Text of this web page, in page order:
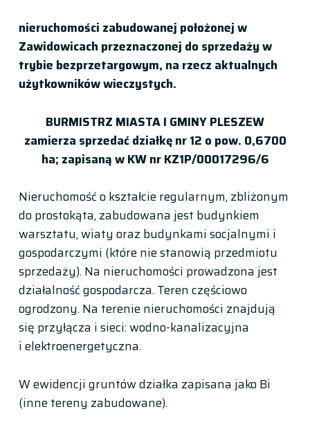
nieruchomości zabudowanej położonej w
Zawidowicach przeznaczonej do sprzedaży w
trybie bezprzetargowym, na rzecz aktualnych
użytkowników wieczystych.
BURMISTRZ MIASTA I GMINY PLESZEW
zamierza sprzedać działkę nr 12 o pow. 0,6700
ha; zapisaną w KW nr KZ1P/00017296/6
Nieruchomość o kształcie regularnym, zbliżonym
do prostokąta, zabudowana jest budynkiem
warsztatu, wiaty oraz budynkami socjalnymi i
gospodarczymi (które nie stanowią przedmiotu
sprzedaży). Na nieruchomości prowadzona jest
działalność gospodarcza. Teren częściowo
ogrodzony. Na terenie nieruchomości znajdują
się przyłącza i sieci: wodno-kanalizacyjna
i elektroenergetyczna.
W ewidencji gruntów działka zapisana jako Bi
(inne tereny zabudowane).